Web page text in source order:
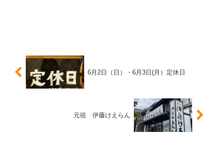
6月2日（日）・6月3日(月）定休日
元祖 伊藤けえらん